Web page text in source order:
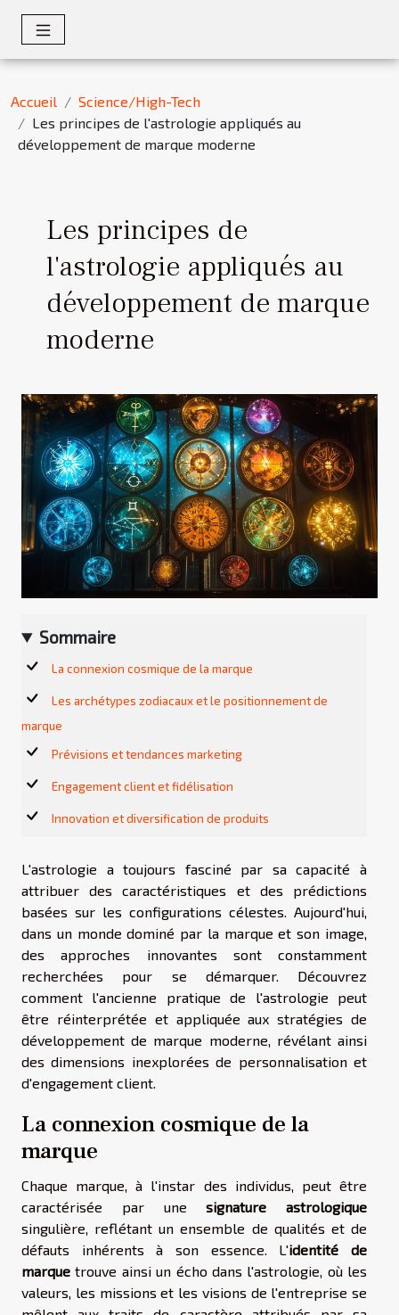
Accueil
Science/High-Tech
Les principes de l'astrologie appliqués au
développement de marque moderne
Les principes de
l'astrologie appliqués au
développement de marque
moderne
Sommaire
La connexion cosmique de la marque
Les archétypes zodiacaux et le positionnement de
marque
Prévisions et tendances marketing
Engagement client et fidélisation
Innovation et diversification de produits
L'astrologie a toujours fasciné par sa capacité à
attribuer des caractéristiques et des prédictions
basées sur les configurations célestes. Aujourd'hui,
dans un monde dominé par la marque et son image,
des approches innovantes sont constamment
recherchées pour se démarquer. Découvrez
comment l'ancienne pratique de l'astrologie peut
être réinterprétée et appliquée aux stratégies de
développement de marque moderne, révélant ainsi
des dimensions inexplorées de personnalisation et
d'engagement client.
La connexion cosmique de la
marque
Chaque marque, à l'instar des individus, peut être
caractérisée par unesignature astrologique
singulière, reflétant un ensemble de qualités et de
défauts inhérents à son essence. L'identité de
marque trouve ainsi un écho dans l'astrologie, où les
valeurs, les missions et les visions de l'entreprise se